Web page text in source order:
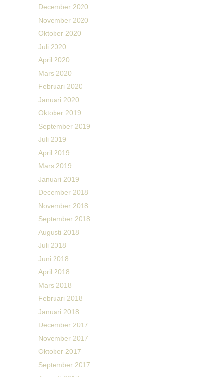
December 2020
November 2020
Oktober 2020
Juli 2020
April 2020
Mars 2020
Februari 2020
Januari 2020
Oktober 2019
September 2019
Juli 2019
April 2019
Mars 2019
Januari 2019
December 2018
November 2018
September 2018
Augusti 2018
Juli 2018
Juni 2018
April 2018
Mars 2018
Februari 2018
Januari 2018
December 2017
November 2017
Oktober 2017
September 2017